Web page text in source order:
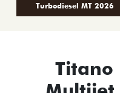
Turbodiesel MT 2026
Titano